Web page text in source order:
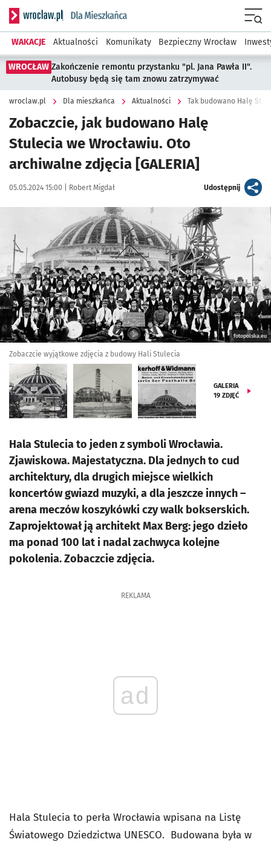
Serwis informacyjny wroclaw.pl podserwis: Dla mieszkańca
WAKACJE Aktualności Komunikaty Bezpieczny Wrocław
WROCŁAW Zakończenie remontu przystanku "pl. Jana Pawła II".
Autobusy będą się tam znowu zatrzymywać
wroclaw.pl Dla mieszkańca Aktualności Tak budowano Halę
Zobaczcie, jak budowano Halę
Stulecia we Wrocławiu. Oto
archiwalne zdjęcia [GALERIA]
Data publikacji:
05.05.2024 15:00 | Autor:
Robert Migdał Udostępnijartykuł
Kliknij, aby zobaczyć galerię
fotopolska.eu
Zobaczcie wyjątkowe zdjęcia z budowy Hali Stulecia
GALERIA
19 ZDJĘĆ
Hala Stulecia to jeden z symboli Wrocławia.
Zjawiskowa. Majestatyczna. Dla jednych to cud
architektury, dla drugich miejsce wielkich
koncertów gwiazd muzyki, a dla jeszcze innych –
arena meczów koszykówki czy walk bokserskich.
Zaprojektował ją architekt Max Berg: jego dzieło
ma ponad 100 lat i nadal zachwyca kolejne
pokolenia. Zobaczcie zdjęcia.
REKLAMA
ad
Hala Stulecia to perła Wrocławia wpisana na Listę
Światowego Dziedzictwa UNESCO. Budowana była w